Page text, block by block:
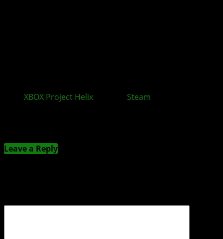
XBOX Project Helix Steam
Leave a Reply